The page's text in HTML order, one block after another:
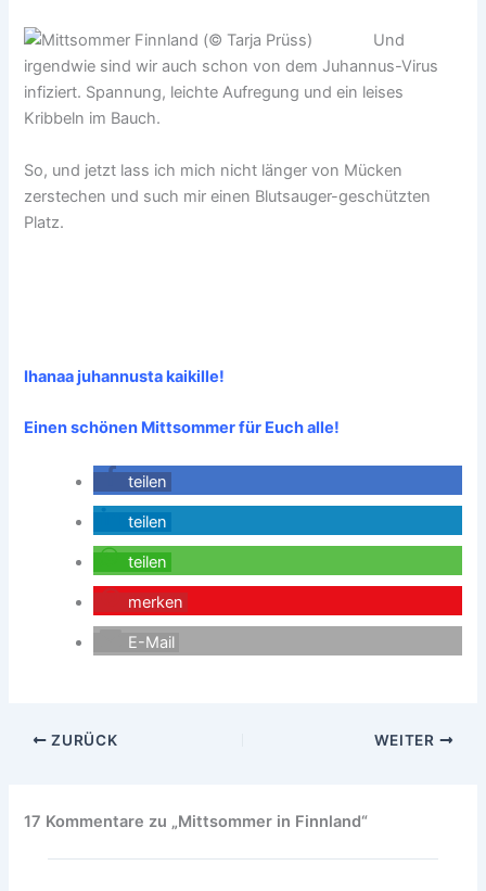
Und
irgendwie sind wir auch schon von dem Juhannus-Virus
infiziert. Spannung, leichte Aufregung und ein leises
Kribbeln im Bauch.
So, und jetzt lass ich mich nicht länger von Mücken
zerstechen und such mir einen Blutsauger-geschützten
Platz.
Ihanaa juhannusta kaikille!
Einen schönen Mittsommer für Euch alle!
teilen
teilen
teilen
merken
E-Mail
ZURÜCK WEITER
17 Kommentare zu „Mittsommer in Finnland“